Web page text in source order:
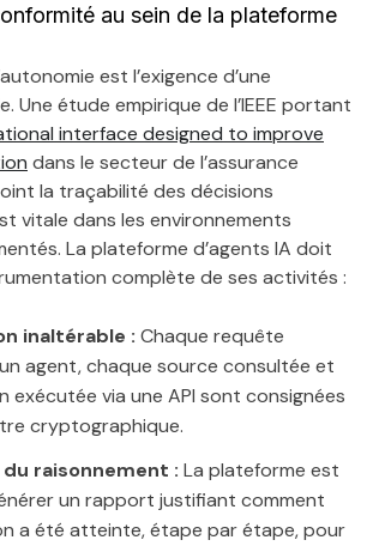
au sein de la plateforme
est l’exigence d’une
Une étude empirique de l’IEEE portant
interface designed to improve
dans le secteur de l’assurance
la traçabilité des décisions
vitale dans les environnements
La plateforme d’agents IA doit
complète de ses activités :
inaltérable : Chaque requête
agent, chaque source consultée et
exécutée via une API sont consignées
cryptographique.
raisonnement : La plateforme est
un rapport justifiant comment
a été atteinte, étape par étape, pour